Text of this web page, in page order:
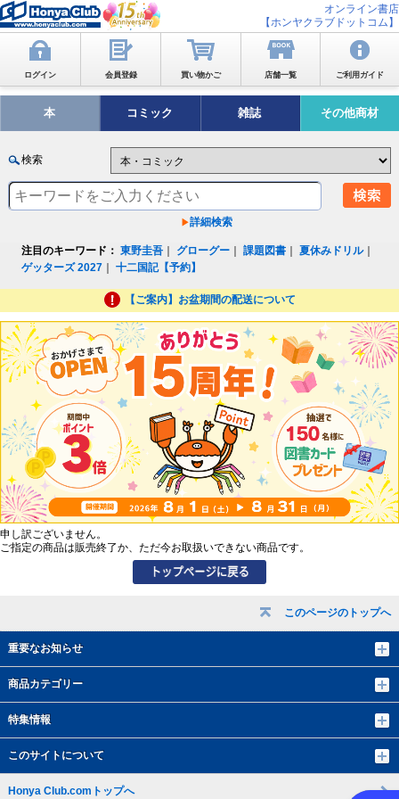
オンライン書店
【ホンヤクラブドットコム】
ログイン 会員登録 買い物かご 店舗一覧 ご利用ガイド
本 コミック 雑誌 その他商材
検索
詳細検索
注目のキーワード： 東野圭吾 グローグー ｜課題図書 ｜夏休みドリル｜
ゲッターズ 2027 ｜十二国記【予約】
【ご案内】お盆期間の配送について
このページのトップへ
重要なお知らせ
商品カテゴリー
特集情報
このサイトについて
申し訳ございません。
ご指定の商品は販売終了か、ただ今お取扱いできない商品です。
Honya Club.comトップへ